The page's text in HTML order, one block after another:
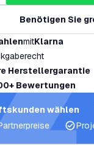
Benötigen Sie
mitKlarna
Herstellergarantie
Bewertungen
wählen